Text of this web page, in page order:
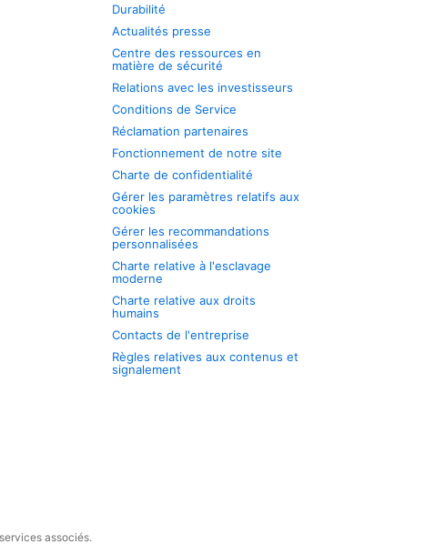
Durabilité
Actualités presse
Centre des ressources en
matière de sécurité
Relations avec les investisseurs
Conditions de Service
Réclamation partenaires
Fonctionnement de notre site
Charte de confidentialité
Gérer les paramètres relatifs aux
cookies
Gérer les recommandations
personnalisées
Charte relative à l'esclavage
moderne
Charte relative aux droits
humains
Contacts de l'entreprise
Règles relatives aux contenus et
signalement
associés.